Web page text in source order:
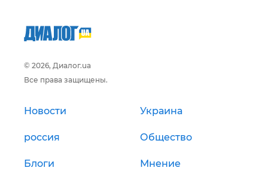
© 2026, Диалог.ua
Все права защищены.
Новости Украина
россия Общество
Блоги Мнение